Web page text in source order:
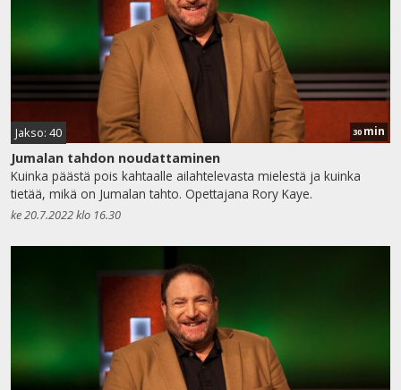
Jakso: 40 30 min
Jumalan tahdon noudattaminen
Kuinka päästä pois kahtaalle ailahtelevasta mielestä ja kuinka
tietää, mikä on Jumalan tahto. Opettajana Rory Kaye.
ke 20.7.2022 klo 16.30